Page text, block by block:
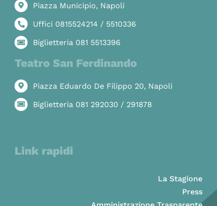
Piazza Municipio, Napoli
Uffici 0815524214 / 5510336
Biglietteria 081 5513396
Teatro San Ferdinando
Piazza Eduardo De Filippo 20, Napoli
Biglietteria 081 292030 / 291878
Link rapidi
La Stagione
Press